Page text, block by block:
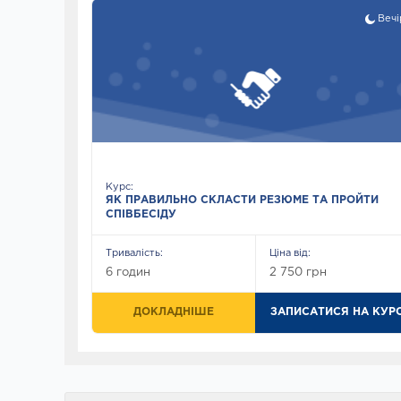
Курс:
ЯК ПРАВИЛЬНО СКЛАСТИ РЕЗЮМЕ ТА ПРОЙТИ
СПІВБЕСІДУ
Тривалість:
6 годин
Ціна від:
2 750 грн
ДОКЛАДНІШЕ ЗАПИСАТИСЯ НА